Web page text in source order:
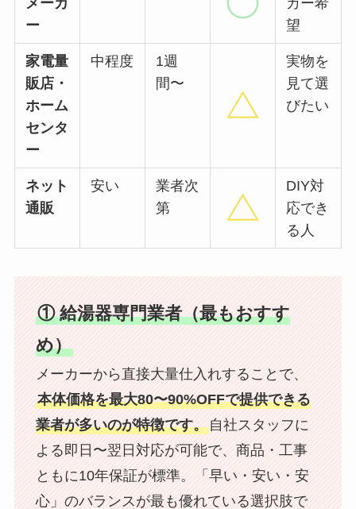
ー
望
家電量
販店・
ホーム
センタ
ー
中程度
1週
間〜
実物を
見て選
びたい
ネット
通販
安い
業者次
第
DIY対
応でき
る人
① 給湯器専門業者（最もおすす
め）
メーカーから直接大量仕入れすることで、
本体価格を最大80〜90%OFFで提供できる
業者が多いのが特徴です。自社スタッフに
よる即日〜翌日対応が可能で、商品・工事
ともに10年保証が標準。「早い・安い・安
心」のバランスが最も優れている選択肢で